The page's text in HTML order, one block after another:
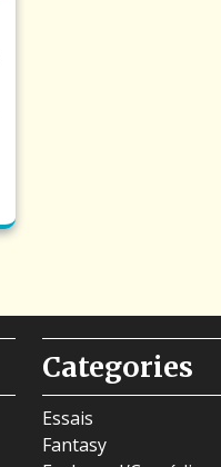
Categories
Essais
Fantasy